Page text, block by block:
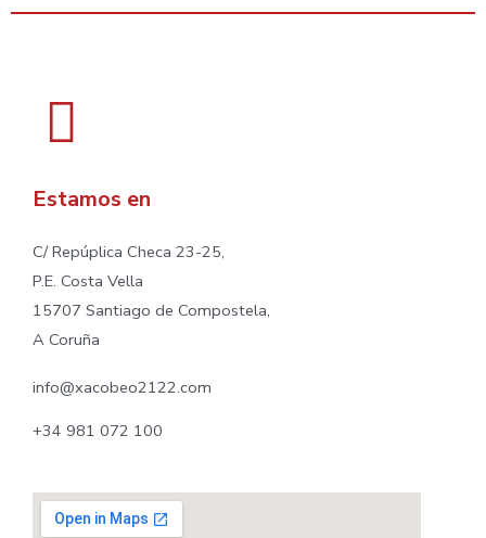
Estamos en
C/ Repúplica Checa 23-25,
P.E. Costa Vella
15707 Santiago de Compostela,
A Coruña
info@xacobeo2122.com
+34 981 072 100